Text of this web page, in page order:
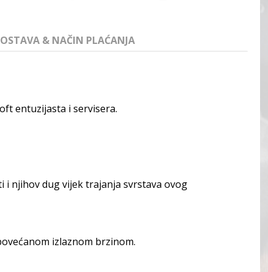
& NAČIN PLAĆANJA
entuzijasta i servisera.
njihov dug vijek trajanja svrstava ovog
izlaznom brzinom.